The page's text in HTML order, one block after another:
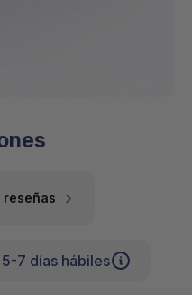
reseñas
7 días hábiles